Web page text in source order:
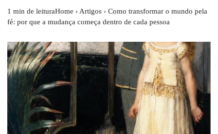
1 min de leituraHome › Artigos › Como transformar o mundo pela
fé: por que a mudança começa dentro de cada pessoa